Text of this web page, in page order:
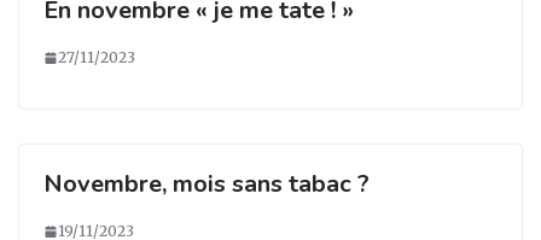
En novembre « je me tate ! »
27/11/2023
Novembre, mois sans tabac ?
19/11/2023